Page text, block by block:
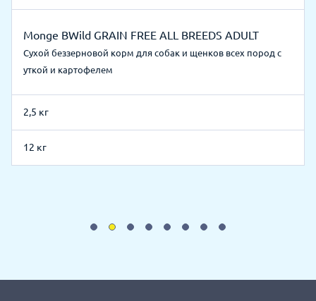
Monge BWild GRAIN FREE ALL BREEDS ADULT
Сухой беззерновой корм для собак и щенков всех пород с
уткой и картофелем
2,5 кг
12 кг